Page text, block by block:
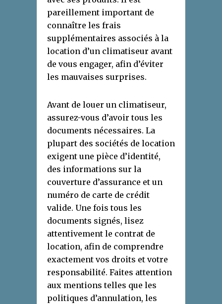
pareillement important de
connaître les frais
supplémentaires associés à la
location d’un climatiseur avant
de vous engager, afin d’éviter
les mauvaises surprises.
Avant de louer un climatiseur,
assurez-vous d’avoir tous les
documents nécessaires. La
plupart des sociétés de location
exigent une pièce d’identité,
des informations sur la
couverture d’assurance et un
numéro de carte de crédit
valide. Une fois tous les
documents signés, lisez
attentivement le contrat de
location, afin de comprendre
exactement vos droits et votre
responsabilité. Faites attention
aux mentions telles que les
politiques d’annulation, les